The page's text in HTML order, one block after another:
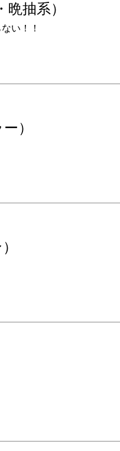
抽系）
い！！
）